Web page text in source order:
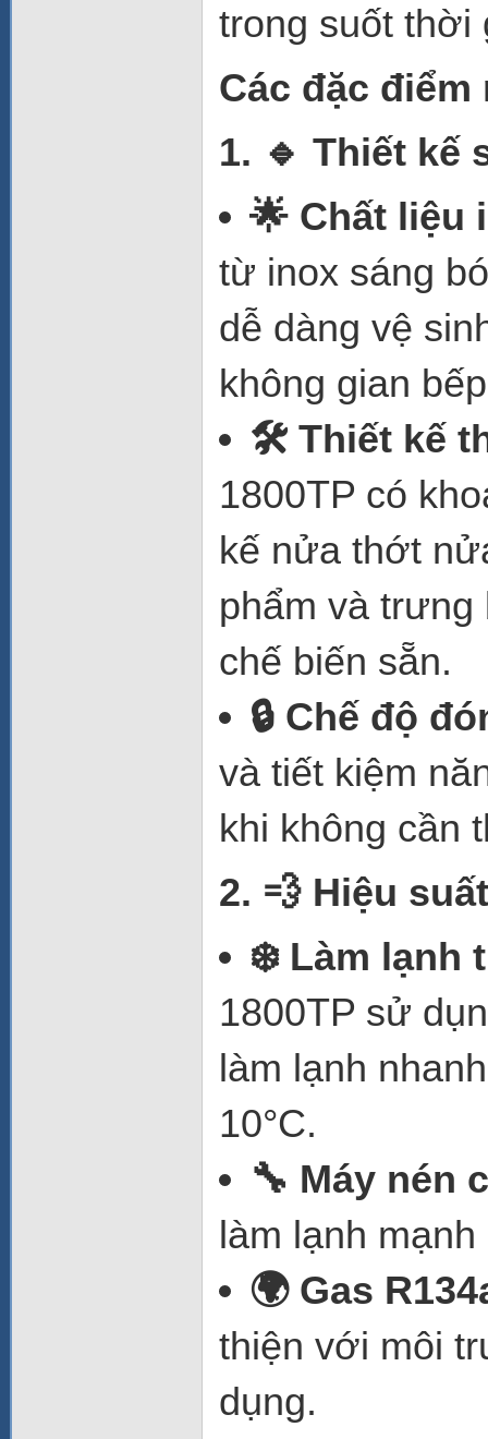
trong suốt thời
Các đặc điểm
1. 🔹 Thiết kế
🌟 Chất liệu
từ inox sáng
dễ dàng vệ
không gian
🛠️ Thiết kế
1800TP có
kế nửa thớt
phẩm và trưng
chế biến sẵn.
🔒 Chế độ
và tiết kiệm
khi không cần
2. 💨 Hiệu
❄️ Làm lạnh
1800TP sử
làm lạnh
10°C.
🔧 Máy nén
làm lạnh
🌍 Gas
thiện với môi
dụng.